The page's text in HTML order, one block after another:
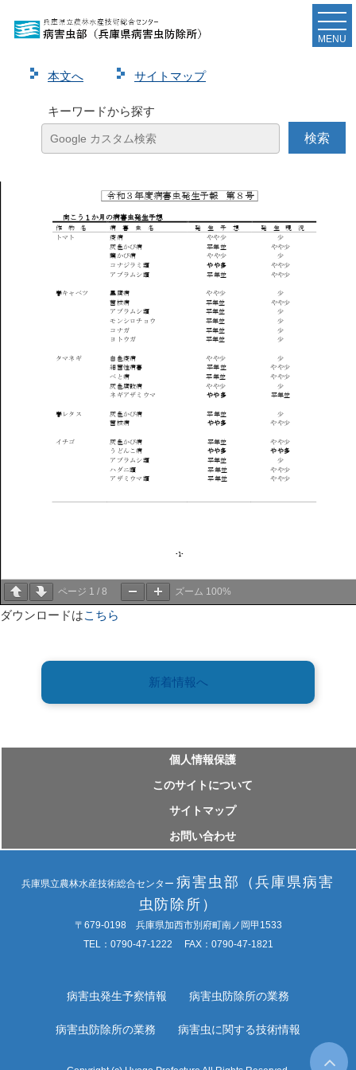
本⽂へ サイトマップ
キーワードから探す
MENU
令和３年度病害虫発生予報第８号を発表しました
ページ 1 / 8 ズーム 100%
ダウンロードはこちら
新着情報へ
個⼈情報保護
このサイトについて
サイトマップ
お問い合わせ
兵庫県立農林水産技術総合センター病害虫部（兵庫県病害
虫防除所）
〒679-0198 兵庫県加西市別府町南ノ岡甲1533
TEL：0790-47-1222 FAX：0790-47-1821
病害虫発生予察情報 病害虫防除所の業務
病害虫防除所の業務 病害虫に関する技術情報